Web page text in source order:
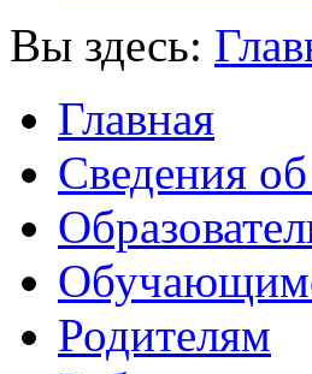
Вы здесь:
Главная
Сведения
Родителям